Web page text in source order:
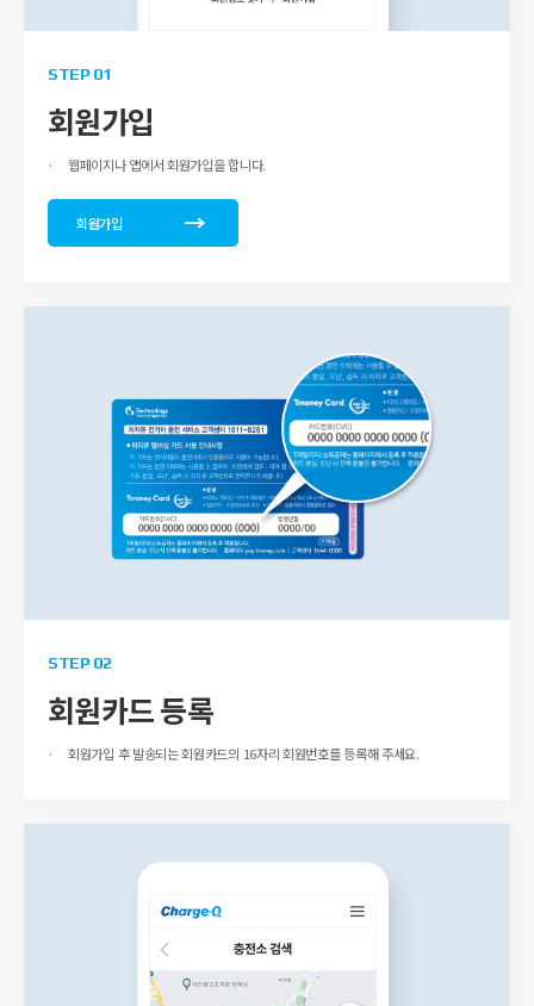
STEP 01
회원가입
웹페이지나 앱에서 회원가입을 합니다.
회원가입
STEP 02
회원카드 등록
회원가입 후 발송되는 회원카드의 16자리 회원번호를 등록해 주세요.